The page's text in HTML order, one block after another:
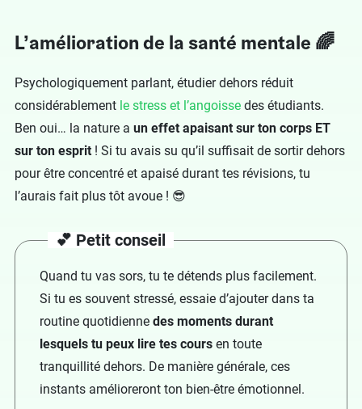
L’amélioration de la santé mentale 🌈
Psychologiquement parlant, étudier dehors réduit
considérablement le stress et l’angoisse des étudiants.
Ben oui… la nature a un effet apaisant sur ton corps ET
sur ton esprit ! Si tu avais su qu’il suffisait de sortir dehors
pour être concentré et apaisé durant tes révisions, tu
l’aurais fait plus tôt avoue ! 😎
💕 Petit conseil
Quand tu vas sors, tu te détends plus facilement.
Si tu es souvent stressé, essaie d’ajouter dans ta
routine quotidienne des moments durant
lesquels tu peux lire tes cours en toute
tranquillité dehors. De manière générale, ces
instants amélioreront ton bien-être émotionnel.